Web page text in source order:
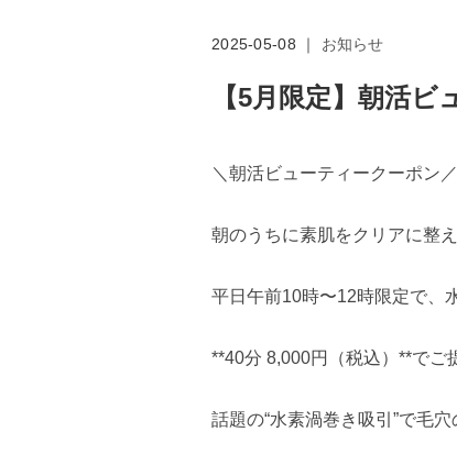
2025-05-08 ｜ お知らせ
【5月限定】朝活
＼朝活ビューティークーポン／
朝のうちに素肌をクリアに整
平日午前10時〜12時限定で、
**40分 8,000円（税込）**でご
話題の“水素渦巻き吸引”で毛